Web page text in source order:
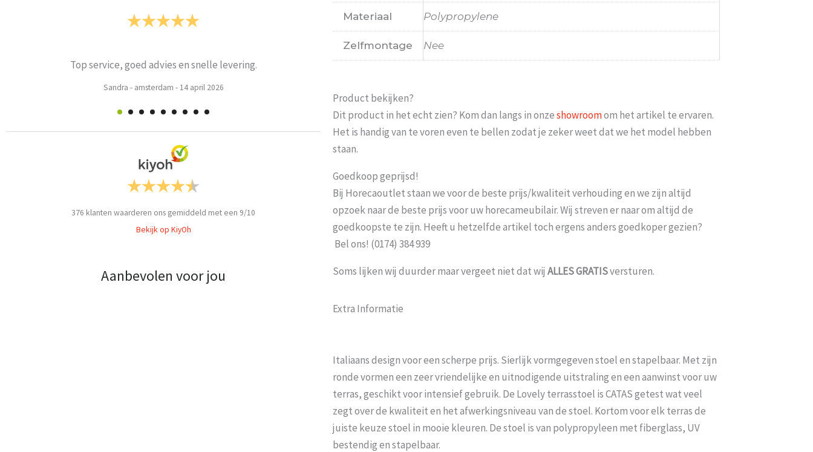
Top service, goed advies en snelle levering.
Sandra - amsterdam - 14 april 2026
Prima
Probeer het nog sneller te laten
376 klanten waarderen ons gemiddeld met een 9/10
Bekijk op KiyOh
Aanbevolen voor jou
Materiaal Polypropylene
Zelfmontage Nee
Product bekijken?
Dit product in het echt zien? Kom dan langs in onzeshowroomom het artikel te ervaren.
Het is handig van te voren even te bellen zodat je zeker weet dat we het model hebben
staan.
Goedkoop geprijsd!
Bij Horecaoutlet staan we voor de beste prijs/kwaliteit verhouding en we zijn altijd
opzoek naar de beste prijs voor uw horecameubilair. Wij streven er naar om altijd de
goedkoopste te zijn. Heeft u hetzelfde artikel toch ergens anders goedkoper gezien?
Bel ons! (0174) 384 939
Soms lijken wij duurder maar vergeet niet dat wij ALLESGRATISversturen.
Extra Informatie
Italiaans design voor een scherpe prijs. Sierlijk vormgegeven stoel en stapelbaar. Met zijn
ronde vormen een zeer vriendelijke en uitnodigende uitstraling en een aanwinst voor uw
terras, geschikt voor intensief gebruik. De Lovely terrasstoel is CATAS getest wat veel
zegt over de kwaliteit en het afwerkingsniveau van de stoel. Kortom voor elk terras de
juiste keuze stoel in mooie kleuren. De stoel is van polypropyleen met fiberglass, UV
bestendig en stapelbaar.